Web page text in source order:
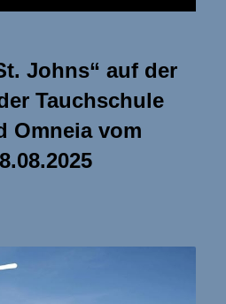
Johns“ auf der
Tauchschule
Omneia vom